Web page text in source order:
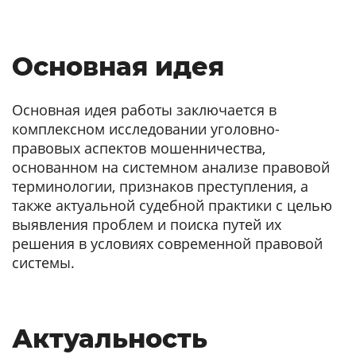
Основная идея
Основная идея работы заключается в
комплексном исследовании уголовно-
правовых аспектов мошенничества,
основанном на системном анализе правовой
терминологии, признаков преступления, а
также актуальной судебной практики с целью
выявления проблем и поиска путей их
решения в условиях современной правовой
системы.
Актуальность